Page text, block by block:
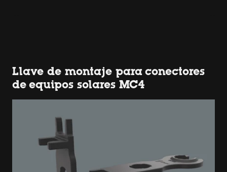
Llave de montaje para conectores
de equipos solares MC4